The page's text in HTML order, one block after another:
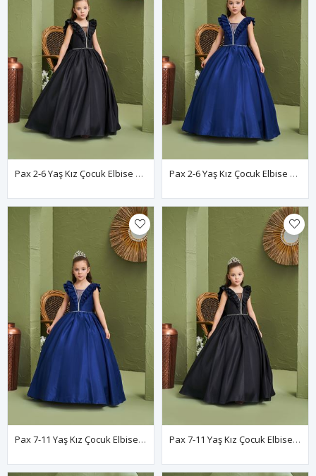
Pax 2-6 Yaş Kız Çocuk Elbise 20197 Siyah Pax 2-6 Yaş Kız Çocuk Elbise 20197 Parlament
Pax 7-11 Yaş Kız Çocuk Elbise 30197 Parlament Pax 7-11 Yaş Kız Çocuk Elbise 30197 Siyah